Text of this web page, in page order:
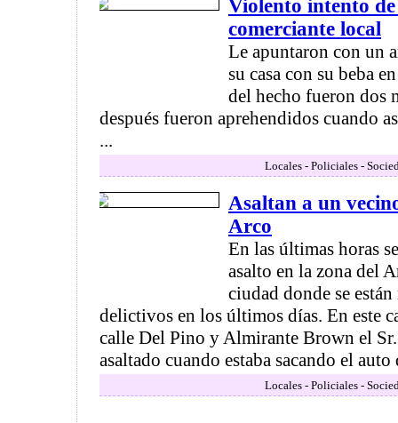
Violento intento
comerciante local
Le apuntaron con un
su casa con su beba
del hecho fueron dos
después fueron aprehendidos cuando
...
Locales - Policiales -
Asaltan a un
Arco
En las últimas horas
asalto en la zona del
ciudad donde se
delictivos en los últimos días. En este
calle Del Pino y Almirante Brown el
asaltado cuando estaba sacando el auto
Locales - Policiales -